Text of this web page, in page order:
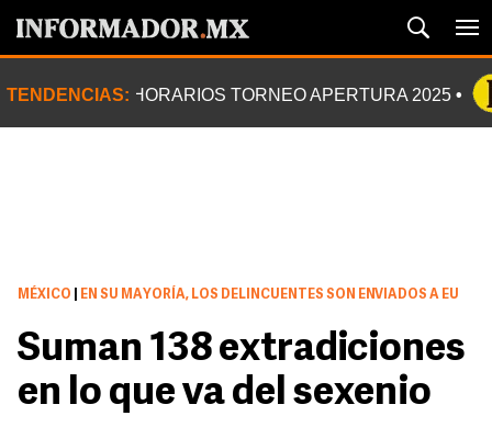
TENDENCIAS: HORARIOS TORNEO APERTURA 2025
MÉXICO EN SU MAYORÍA, LOS DELINCUENTES SON ENVIADOS A EU
Suman 138 extradiciones
en lo que va del sexenio